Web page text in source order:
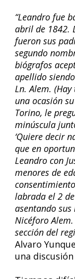
“Leandro fue
abril de 1842.
fueron sus
segundo
biógrafos
apellido
Ln. Alem.
una ocasión
Torino, le
minúscula
‘Quiere decir
que en
Leandro con
menores de
labrada el 2
asentando
Nicéforo
sección del
Alvaro
una